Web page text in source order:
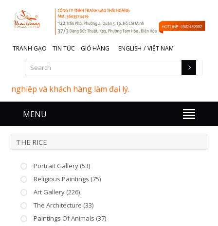
TRANH GẠO TIN TỨC GIỎ HÀNG ENGLISH / VIỆT NAM
và khách hàng làm đại lý.
MENU
THE RICE
Portrait Gallery (53)
Religious Paintings (75)
Art Gallery (226)
The Architecture (33)
Paintings Of Animals (37)